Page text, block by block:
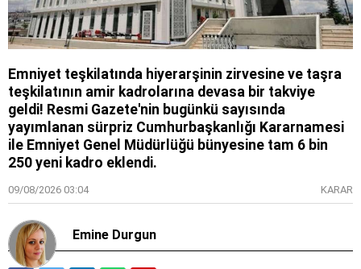
Emniyet teşkilatında hiyerarşinin zirvesine ve taşra
teşkilatının amir kadrolarına devasa bir takviye
geldi! Resmi Gazete'nin bugünkü sayısında
yayımlanan sürpriz Cumhurbaşkanlığı Kararnamesi
ile Emniyet Genel Müdürlüğü bünyesine tam 6 bin
250 yeni kadro eklendi.
09/08/2026 03:04 KARAR
Emine Durgun